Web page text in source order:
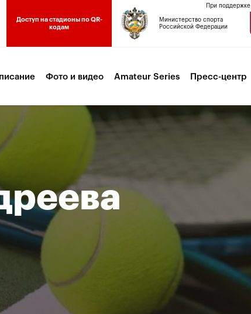
Доступ на стадионы по QR-
кодам
При поддержке
Министерство спорта
Российской Федерации
Фото и видео Amateur Series Пресс-центр